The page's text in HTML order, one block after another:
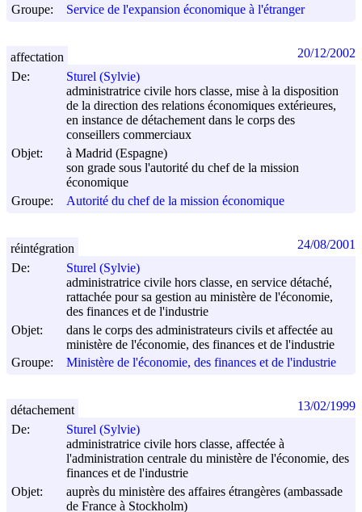
Groupe:
Service de l'expansion économique à l'étranger
De:
Sturel (Sylvie)
administratrice civile hors classe, mise à la disposition
de la direction des relations économiques extérieures,
en instance de détachement dans le corps des
conseillers commerciaux
Objet:
à Madrid (Espagne)
son grade sous l'autorité du chef de la mission
économique
Groupe:
Autorité du chef de la mission économique
affectation 20/12/2002
De:
Sturel (Sylvie)
administratrice civile hors classe, en service détaché,
rattachée pour sa gestion au ministère de l'économie,
des finances et de l'industrie
Objet:
dans le corps des administrateurs civils et affectée au
ministère de l'économie, des finances et de l'industrie
Groupe:
Ministère de l'économie, des finances et de l'industrie
réintégration 24/08/2001
De:
Sturel (Sylvie)
administratrice civile hors classe, affectée à
l'administration centrale du ministère de l'économie, des
finances et de l'industrie
Objet:
auprès du ministère des affaires étrangères (ambassade
de France à Stockholm)
détachement 13/02/1999